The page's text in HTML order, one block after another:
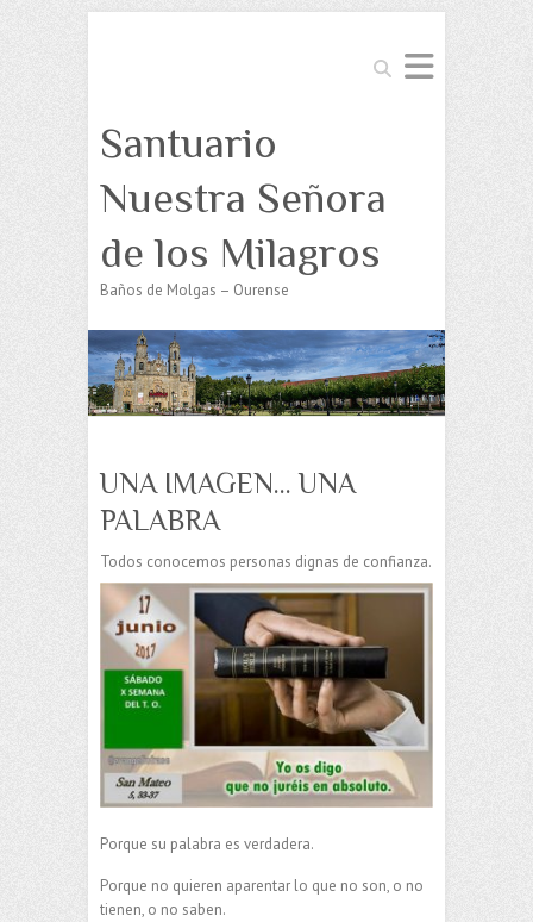
Buscar
Santuario
Nuestra Señora
de los Milagros
Baños de Molgas – Ourense
UNA IMAGEN… UNA
PALABRA
Todos conocemos personas dignas de confianza.
Porque su palabra es verdadera.
Porque no quieren aparentar lo que no son, o no
tienen, o no saben.